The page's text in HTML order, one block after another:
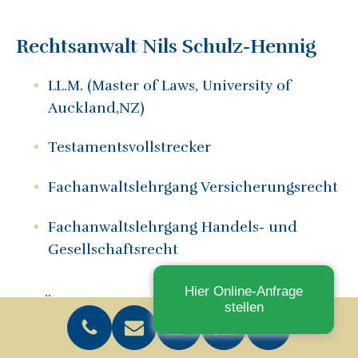
Rechtsanwalt Nils Schulz-Hennig
LL.M. (Master of Laws, University of
Auckland,NZ)
Testamentsvollstrecker
Fachanwaltslehrgang Versicherungsrecht
Fachanwaltslehrgang Handels- und
Gesellschaftsrecht
© GÖDDECKE RECHTSANWÄLTE 2019 -
Impressum
Datenschutz
Hier Online-Anfrage
stellen